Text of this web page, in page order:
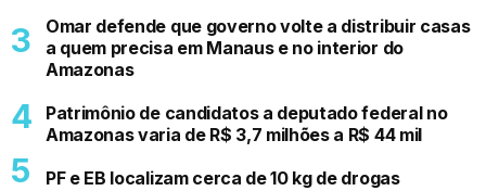
Omar defende que governo volte a distribuir casas
a quem precisa em Manaus e no interior do
Amazonas
Patrimônio de candidatos a deputado federal no
Amazonas varia de R$ 3,7 milhões a R$ 44 mil
PF e EB localizam cerca de 10 kg de drogas